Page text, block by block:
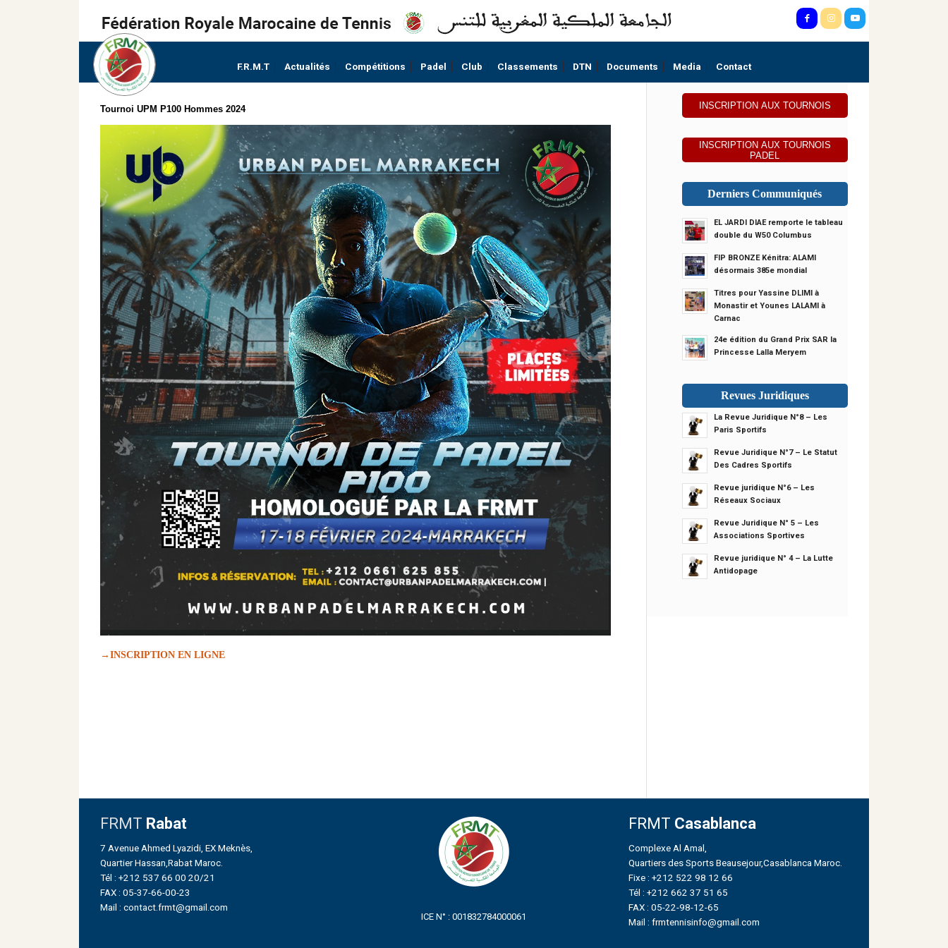
F.R.M.T Actualités Compétitions Padel Club Classements DTN Documents Media Contact
Tournoi UPM P100 Hommes 2024
→INSCRIPTION EN LIGNE
INSCRIPTION AUX TOURNOIS
INSCRIPTION AUX TOURNOIS
PADEL
Derniers Communiqués
EL JARDI DIAE remporte le tableau
double du W50 Columbus
FIP BRONZE Kénitra: ALAMI
désormais 385e mondial
Titres pour Yassine DLIMI à
Monastir et Younes LALAMI à
Carnac
24e édition du Grand Prix SAR la
Princesse Lalla Meryem
Revues Juridiques
La Revue Juridique N°8 – Les
Paris Sportifs
Revue Juridique N°7 – Le Statut
Des Cadres Sportifs
Revue juridique N°6 – Les
Réseaux Sociaux
Revue Juridique N° 5 – Les
Associations Sportives
Revue juridique N° 4 – La Lutte
Antidopage
FRMT Rabat
7 Avenue Ahmed Lyazidi, EX Meknès,
Quartier Hassan,Rabat Maroc.
Tél : +212 537 66 00 20/21
FAX : 05-37-66-00-23
Mail : contact.frmt@gmail.com
ICE N° : 001832784000061
FRMT Casablanca
Complexe Al Amal,
Quartiers des Sports Beausejour,Casablanca Maroc.
Fixe : +212 522 98 12 66
Tél : +212 662 37 51 65
FAX : 05-22-98-12-65
Mail : frmtennisinfo@gmail.com